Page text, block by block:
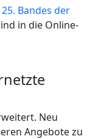
25. Bandes der
in die Online-
Neu
Angebote zu